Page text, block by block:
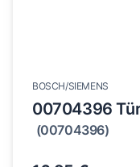
BOSCH/SIEMENS
00704396
(00704396)